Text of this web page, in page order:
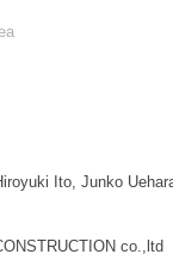
Ito, Junko
co.,ltd